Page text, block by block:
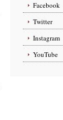
Facebook
Twitter
Instagram
YouTube